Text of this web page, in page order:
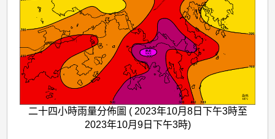
二十四小時雨量分佈圖 ( 2023年10月8日下午3時至
2023年10月9日下午3時)